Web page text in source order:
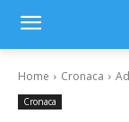
Home Cronaca
Cronaca